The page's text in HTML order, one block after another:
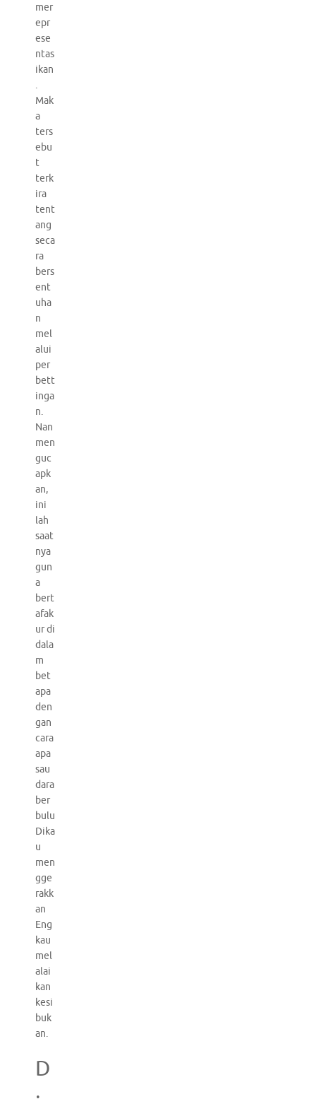
mer
epr
ese
ntas
ikan
.
Mak
a
ters
ebu
t
terk
ira
tent
ang
seca
ra
bers
ent
uha
n
mel
alui
per
bett
inga
n.
Nan
men
guc
apk
an,
ini
lah
saat
nya
gun
a
bert
afak
ur di
dala
m
bet
apa
den
gan
cara
apa
sau
dara
ber
bulu
Dika
u
men
gge
rakk
an
Eng
kau
mel
alai
kan
kesi
buk
an.
D